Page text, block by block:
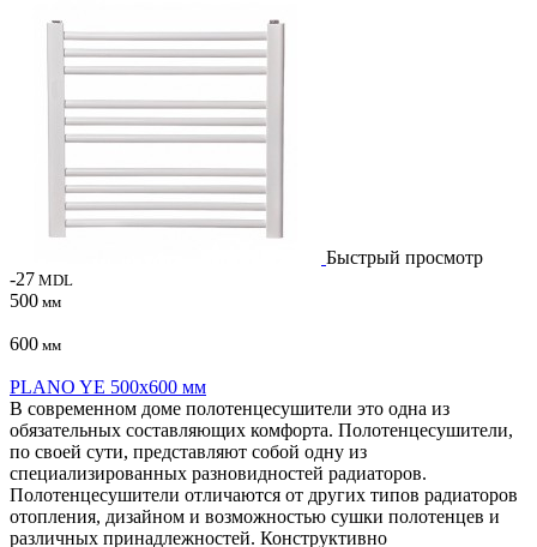
Быстрый просмотр
-27 MDL
500 мм
600 мм
PLANO YE 500x600 мм
В современном доме полотенцесушители это одна из
обязательных составляющих комфорта. Полотенцесушители,
по своей сути, представляют собой одну из
cпециализированных разновидностей радиаторов.
Полотенцесушители отличаются от других типов радиаторов
отопления, дизайном и возможностью сушки полотенцев и
различных принадлежностей. Конструктивно